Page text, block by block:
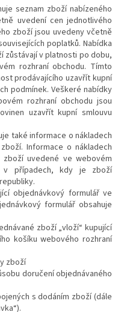
seznam zboží nabízeného
uvedení cen jednotlivého
zboží jsou uvedeny včetně
poplatků. Nabídka
v platnosti po dobu,
rozhraní obchodu. Tímto
prodávajícího uzavřít kupní
podmínek. Veškeré nabídky
rozhraní obchodu jsou
uzavřít kupní smlouvu
také informace o nákladech
Informace o nákladech
uvedené ve webovém
v případech, kdy je zboží
objednávkový formulář ve
formulář obsahuje
zboží „vloží“ kupující
košíku webového rozhraní
zboží
doručení objednávaného
s dodáním zboží (dále